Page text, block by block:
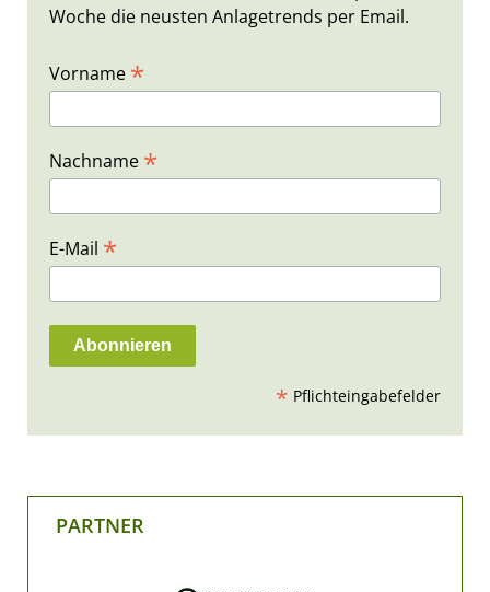
Woche die neusten Anlagetrends per Email.
Vorname *
Nachname *
E-Mail *
* Pflichteingabefelder
PARTNER